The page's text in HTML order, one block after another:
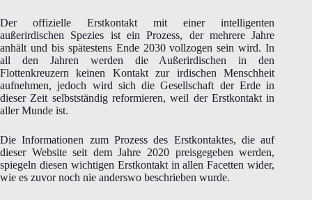
Der offizielle Erstkontakt mit einer intelligenten
außerirdischen Spezies ist ein Prozess, der mehrere Jahre
anhält und bis spätestens Ende 2030 vollzogen sein wird. In
all den Jahren werden die Außerirdischen in den
Flottenkreuzern keinen Kontakt zur irdischen Menschheit
aufnehmen, jedoch wird sich die Gesellschaft der Erde in
dieser Zeit selbstständig reformieren, weil der Erstkontakt in
aller Munde ist.
Die Informationen zum Prozess des Erstkontaktes, die auf
dieser Website seit dem Jahre 2020 preisgegeben werden,
spiegeln diesen wichtigen Erstkontakt in allen Facetten wider,
wie es zuvor noch nie anderswo beschrieben wurde.